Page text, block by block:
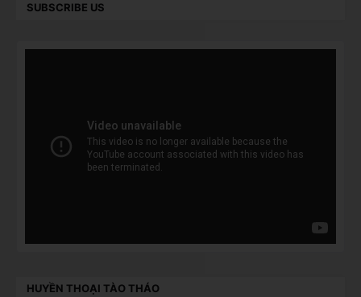
SUBSCRIBE US
HUYỀN THOẠI TÀO THÁO